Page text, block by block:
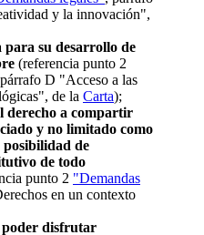
y la innovación",
para su desarrollo de
(referencia punto 2
D "Acceso a las
de la Carta);
derecho a compartir
y no limitado como
de
de todo
punto 2 "Demandas
en un contexto
poder disfrutar